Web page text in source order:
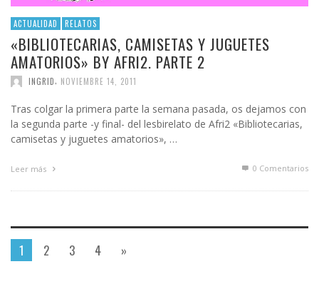
ACTUALIDAD RELATOS
«BIBLIOTECARIAS, CAMISETAS Y JUGUETES
AMATORIOS» BY AFRI2. PARTE 2
INGRID NOVIEMBRE 14, 2011
Tras colgar la primera parte la semana pasada, os dejamos con
la segunda parte -y final- del lesbirelato de Afri2 «Bibliotecarias,
camisetas y juguetes amatorios», …
Leer más 0 Comentarios
1 2 3 4 »